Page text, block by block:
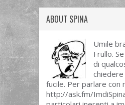
ABOUT SPINA
Umile
Frullo.
di
chiedere
fucile. Per parlare con
http://ask.fm/